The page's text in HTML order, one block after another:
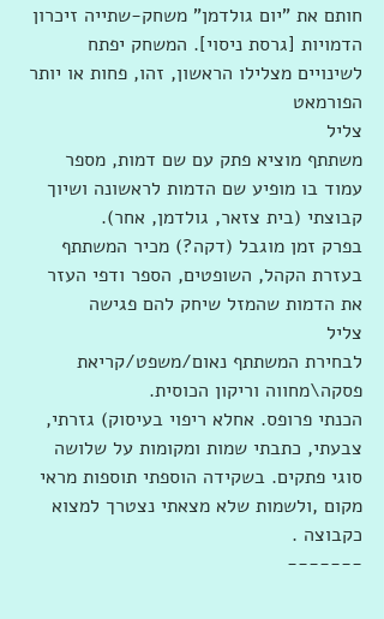
חותם את "יום גולדמן" משחק-שתייה זיכרון
הדמויות [גרסת ניסוי]. המשחק יפתח
לשינויים מצלילו הראשון, זהו, פחות או יותר
הפורמאט
צליל
משתתף מוציא פתק עם שם דמות, מספר
עמוד בו מופיע שם הדמות לראשונה ושיוך
קבוצתי (בית צזאר, גולדמן, אחר).
בפרק זמן מוגבל (דקה?) מכיר המשתתף
בעזרת הקהל, השופטים, הספר ודפי העזר
את הדמות שהמזל שיחק להם פגישה
צליל
לבחירת המשתתף נאום/משפט/קריאת
פסקה\מחווה וריקון הכוסית.
הכנתי פרופס. אחלא ריפוי בעיסוק) גזרתי,
צבעתי, כתבתי שמות ומקומות על שלושה
סוגי פתקים. בשקידה הוספתי תוספות מראי
מקום ,ולשמות שלא מצאתי נצטרך למצוא
כקבוצה .
-------